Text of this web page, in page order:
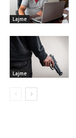
Lajme
Lajme